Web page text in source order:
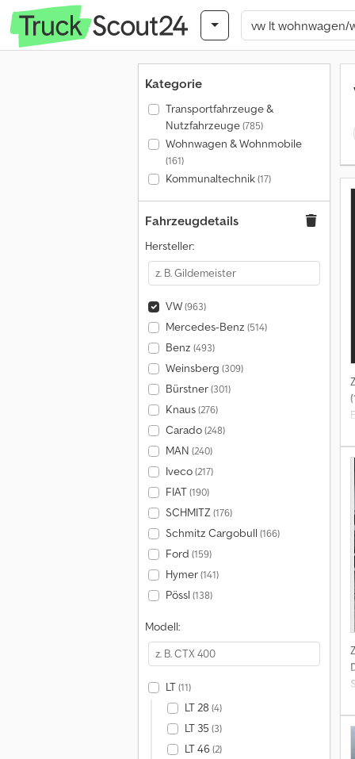
Kategorie
Transportfahrzeuge &
Nutzfahrzeuge(785)
Wohnwagen & Wohnmobile
(161)
Kommunaltechnik(17)
Fahrzeugdetails
Hersteller:
VW(963)
Mercedes-Benz (514)
Benz (493)
Weinsberg (309)
Bürstner(301)
Knaus(276)
Carado(248)
MAN (240)
Iveco(217)
FIAT(190)
SCHMITZ(176)
Schmitz Cargobull (166)
Ford (159)
Hymer(141)
Pössl (138)
Modell:
LT(11)
LT 28 (4)
LT 35 (3)
LT 46(2)